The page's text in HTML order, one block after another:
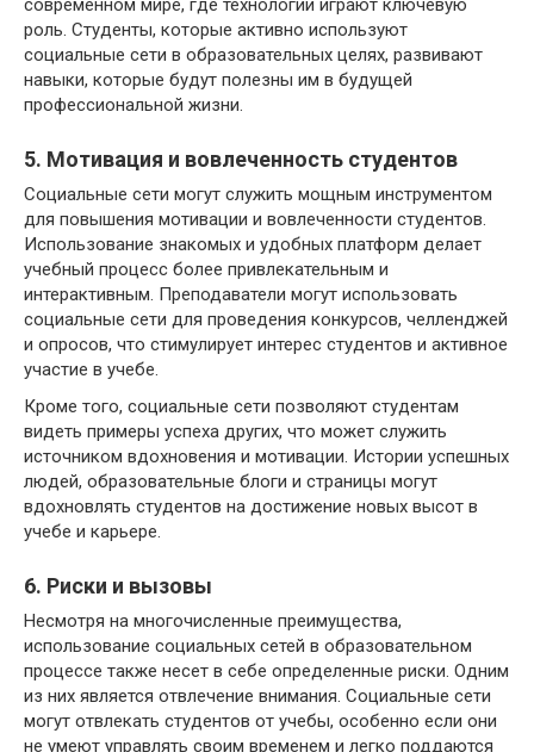
современном мире, где технологии играют ключевую
роль. Студенты, которые активно используют
социальные сети в образовательных целях, развивают
навыки, которые будут полезны им в будущей
профессиональной жизни.
5. Мотивация и вовлеченность студентов
Социальные сети могут служить мощным инструментом
для повышения мотивации и вовлеченности студентов.
Использование знакомых и удобных платформ делает
учебный процесс более привлекательным и
интерактивным. Преподаватели могут использовать
социальные сети для проведения конкурсов, челленджей
и опросов, что стимулирует интерес студентов и активное
участие в учебе.
Кроме того, социальные сети позволяют студентам
видеть примеры успеха других, что может служить
источником вдохновения и мотивации. Истории успешных
людей, образовательные блоги и страницы могут
вдохновлять студентов на достижение новых высот в
учебе и карьере.
6. Риски и вызовы
Несмотря на многочисленные преимущества,
использование социальных сетей в образовательном
процессе также несет в себе определенные риски. Одним
из них является отвлечение внимания. Социальные сети
могут отвлекать студентов от учебы, особенно если они
не умеют управлять своим временем и легко поддаются